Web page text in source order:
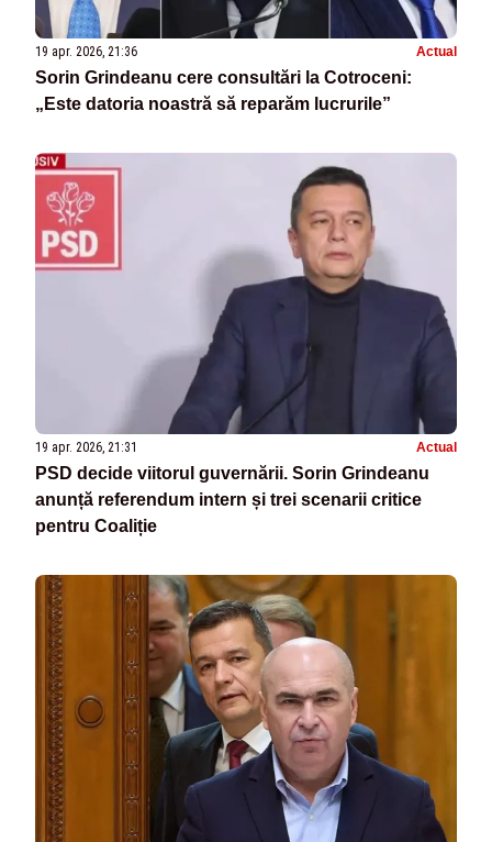
19 apr. 2026, 21:36 Actual
Sorin Grindeanu cere consultări la Cotroceni:
„Este datoria noastră să reparăm lucrurile”
19 apr. 2026, 21:31 Actual
PSD decide viitorul guvernării. Sorin Grindeanu
anunță referendum intern și trei scenarii critice
pentru Coaliție